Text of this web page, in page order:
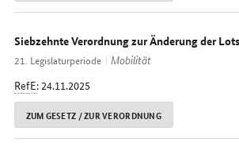
Siebzehnte Verordnung zur Änderung der
21. Legislaturperiode
Mobilität
RefE: 24.11.2025
ZUM GESETZ / ZUR VERORDNUNG